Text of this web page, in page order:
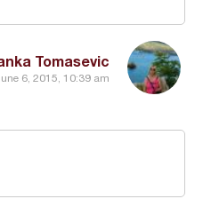
Tomasevic
6, 2015, 10:39 am